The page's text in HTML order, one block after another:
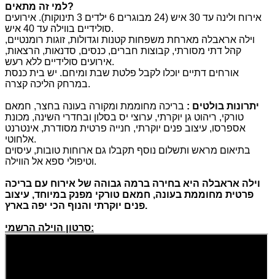
למי זה מתאים?
אירוח ולינה עד 30 איש (24 מבוגרים 6 ילדים 3 תינוקות). אירועים
סולידיים בווילה עד 40 איש.
וילה אראבלה מארחת משפחות קטנות וגדולות, זוגות רומנטיים,
קהל דתי מסורתי, קבוצות חברים, כנסים, סדנאות, הרצאות,
אירועים סולידיים ללא רעש.
אורחים דתיים יוכלו לקבל פלטת שבת ומיחם. יש בית כנסת
במרחק הליכה קצרה.
יתרונות בולטים : בריכה מחוממת ומקורה בעונה בחצר, חמאם
טורקי, ריהוט גן יוקרתי, ערוצי יס בסלון ובחדרי השינה, מכונת
אספרסו, עיצוב פנים יוקרתי, חנייה פרטית מסודרת, אינטרנט
אלחוטי.
בתיאום מראש ותשלום נוסף תקבלו גם ארוחות טובות, עיסוים
וטיפולי ספא אל הווילה.
וילה אראבלה היא בחירה ברמה גבוהה של אירוח עם בריכה
פרטית מחוממת בעונה, חמאם טורקי מפנק במיוחד, עיצוב
פנים יוקרתי והנוף הכי יפה בארץ.
סרטון הוילה הרשמי: